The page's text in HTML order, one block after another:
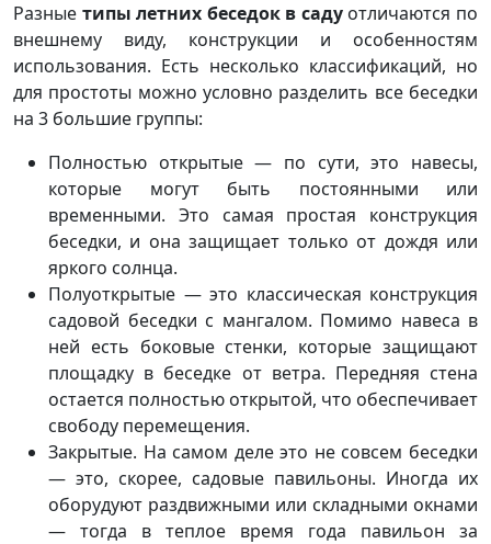
Разные типы летних беседок в садуотличаются по
внешнему виду, конструкции и особенностям
использования. Есть несколько классификаций, но
для простоты можно условно разделить все беседки
на 3 большие группы:
Полностью открытые — по сути, это навесы,
которые могут быть постоянными или
временными. Это самая простая конструкция
беседки, и она защищает только от дождя или
яркого солнца.
Полуоткрытые — это классическая конструкция
садовой беседки с мангалом. Помимо навеса в
ней есть боковые стенки, которые защищают
площадку в беседке от ветра. Передняя стена
остается полностью открытой, что обеспечивает
свободу перемещения.
Закрытые. На самом деле это не совсем беседки
— это, скорее, садовые павильоны. Иногда их
оборудуют раздвижными или складными окнами
— тогда в теплое время года павильон за